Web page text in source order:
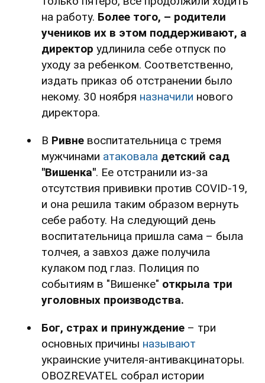
на работу. Более того, – родители
учеников их в этом поддерживают, а
директор удлинила себе отпуск по
уходу за ребенком. Соответственно,
издать приказ об отстранении было
некому. 30 ноября назначили нового
директора.
В Ривне воспитательница с тремя
мужчинами атаковала детский сад
"Вишенка". Ее отстранили из-за
отсутствия прививки против COVID-19,
и она решила таким образом вернуть
себе работу. На следующий день
воспитательница пришла сама – была
толчея, а завхоз даже получила
кулаком под глаз. Полиция по
событиям в "Вишенке" открыла три
уголовных производства.
Бог, страх и принуждение – три
основных причины называют
украинские учителя-антивакцинаторы.
OBOZREVATEL собрал истории